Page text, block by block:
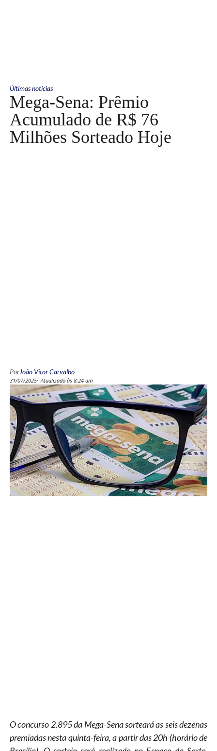
Últimas notícias
Mega-Sena: Prêmio
Acumulado de R$ 76
Milhões Sorteado Hoje
PorJoão Vitor Carvalho
31/07/2025 Atualizado às 8:24 am
O concurso 2.895 da Mega-Sena sorteará as seis dezenas
premiadas nesta quinta-feira, a partir das 20h (horário de